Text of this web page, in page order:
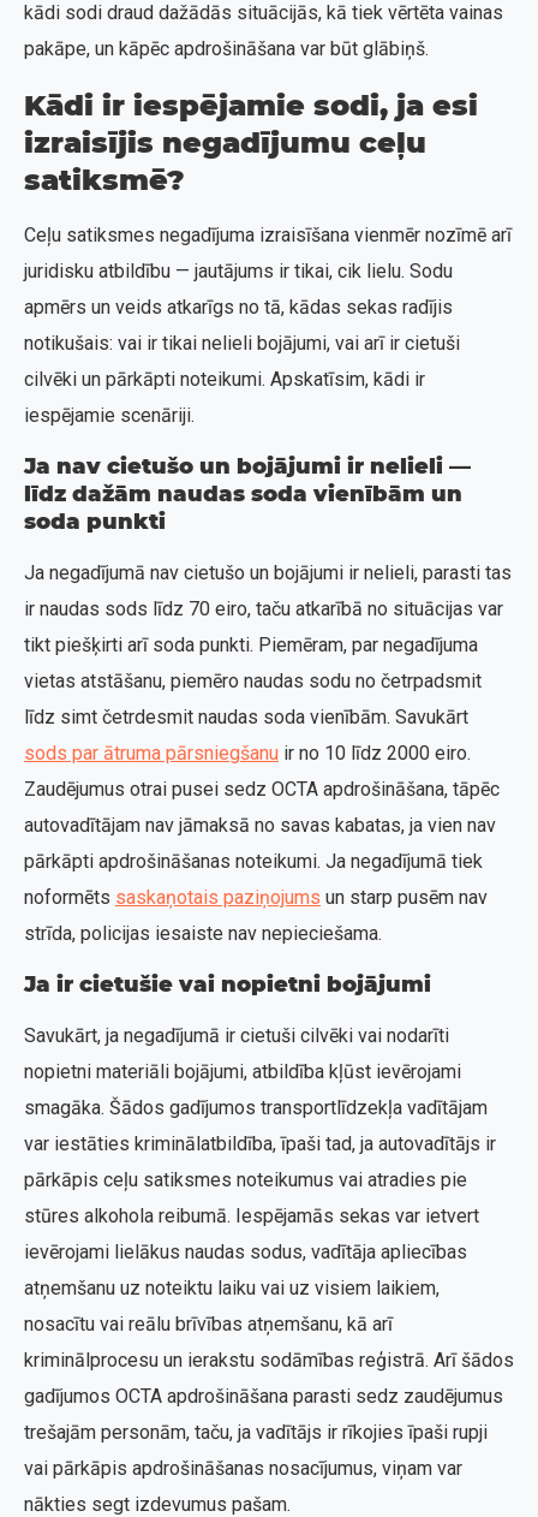
kādi sodi draud dažādās situācijās, kā tiek vērtēta vainas
pakāpe, un kāpēc apdrošināšana var būt glābiņš.
Kādi ir iespējamie sodi, ja esi
izraisījis negadījumu ceļu
satiksmē?
Ceļu satiksmes negadījuma izraisīšana vienmēr nozīmē arī
juridisku atbildību — jautājums ir tikai, cik lielu. Sodu
apmērs un veids atkarīgs no tā, kādas sekas radījis
notikušais: vai ir tikai nelieli bojājumi, vai arī ir cietuši
cilvēki un pārkāpti noteikumi. Apskatīsim, kādi ir
iespējamie scenāriji.
Ja nav cietušo un bojājumi ir nelieli —
līdz dažām naudas soda vienībām un
soda punkti
Ja negadījumā nav cietušo un bojājumi ir nelieli, parasti tas
ir naudas sods līdz 70 eiro, taču atkarībā no situācijas var
tikt piešķirti arī soda punkti. Piemēram, par negadījuma
vietas atstāšanu, piemēro naudas sodu no četrpadsmit
līdz simt četrdesmit naudas soda vienībām. Savukārt
sods par ātruma pārsniegšanu ir no 10 līdz 2000 eiro.
Zaudējumus otrai pusei sedz OCTA apdrošināšana, tāpēc
autovadītājam nav jāmaksā no savas kabatas, ja vien nav
pārkāpti apdrošināšanas noteikumi. Ja negadījumā tiek
noformēts saskaņotais paziņojums un starp pusēm nav
strīda, policijas iesaiste nav nepieciešama.
Ja ir cietušie vai nopietni bojājumi
Savukārt, ja negadījumā ir cietuši cilvēki vai nodarīti
nopietni materiāli bojājumi, atbildība kļūst ievērojami
smagāka. Šādos gadījumos transportlīdzekļa vadītājam
var iestāties kriminālatbildība, īpaši tad, ja autovadītājs ir
pārkāpis ceļu satiksmes noteikumus vai atradies pie
stūres alkohola reibumā. Iespējamās sekas var ietvert
ievērojami lielākus naudas sodus, vadītāja apliecības
atņemšanu uz noteiktu laiku vai uz visiem laikiem,
nosacītu vai reālu brīvības atņemšanu, kā arī
kriminālprocesu un ierakstu sodāmības reģistrā. Arī šādos
gadījumos OCTA apdrošināšana parasti sedz zaudējumus
trešajām personām, taču, ja vadītājs ir rīkojies īpaši rupji
vai pārkāpis apdrošināšanas nosacījumus, viņam var
nākties segt izdevumus pašam.